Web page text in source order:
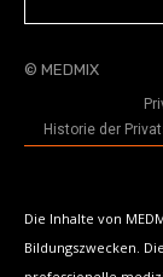
© MEDMIX
Historie der
Die Inhalte von
Bildungszwecken.